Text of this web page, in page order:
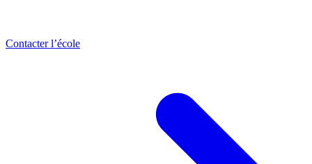
Contacter l’école